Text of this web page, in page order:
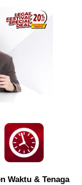
Waktu & Tenaga